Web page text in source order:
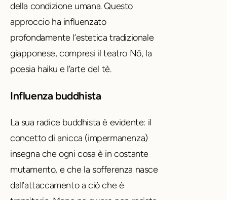
della condizione umana. Questo
approccio ha influenzato
profondamente l’estetica tradizionale
giapponese, compresi il teatro Nō, la
poesia haiku e l’arte del tè.
Influenza buddhista
La sua radice buddhista è evidente: il
concetto di anicca (impermanenza)
insegna che ogni cosa è in costante
mutamento, e che la sofferenza nasce
dall’attaccamento a ciò che è